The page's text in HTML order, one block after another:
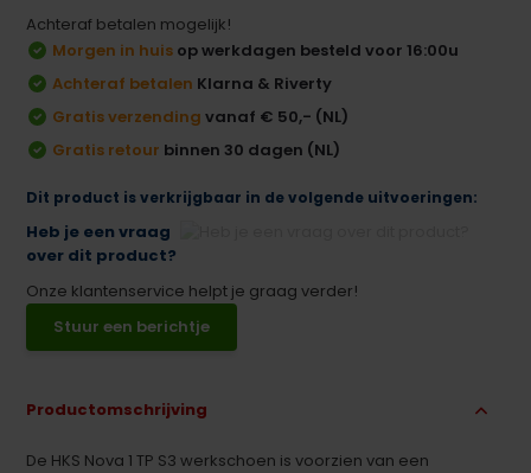
Achteraf betalen mogelijk!
Morgen in huis op werkdagen besteld voor 16:00u
Achteraf betalen Klarna & Riverty
Gratis verzending vanaf € 50,- (NL)
Gratis retour binnen 30 dagen (NL)
Dit product is verkrijgbaar in de volgende uitvoeringen:
Heb je een vraag
over dit product?
Onze klantenservice helpt je graag verder!
Stuur een berichtje
Productomschrijving
De HKS Nova 1 TP S3 werkschoen is voorzien van een